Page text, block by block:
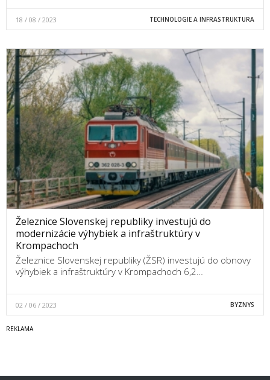
18 / 08 / 2023 TECHNOLOGIE A INFRASTRUKTURA
Železnice Slovenskej republiky investujú do
modernizácie výhybiek a infraštruktúry v
Krompachoch
Železnice Slovenskej republiky (ŽSR) investujú do obnovy
výhybiek a infraštruktúry v Krompachoch 6,2…
02 / 06 / 2023 BYZNYS